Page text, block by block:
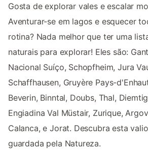
Gosta de explorar vales e escalar
Aventurar-se em lagos e esquecer
rotina? Nada melhor que ter uma
naturais para explorar! Eles são:
Nacional Suíço, Schopfheim, Jura
Schaffhausen, Gruyère Pays-
Beverin, Binntal, Doubs, Thal,
Engiadina Val Müstair, Zurique,
Calanca, e Jorat. Descubra esta
guardada pela Natureza.